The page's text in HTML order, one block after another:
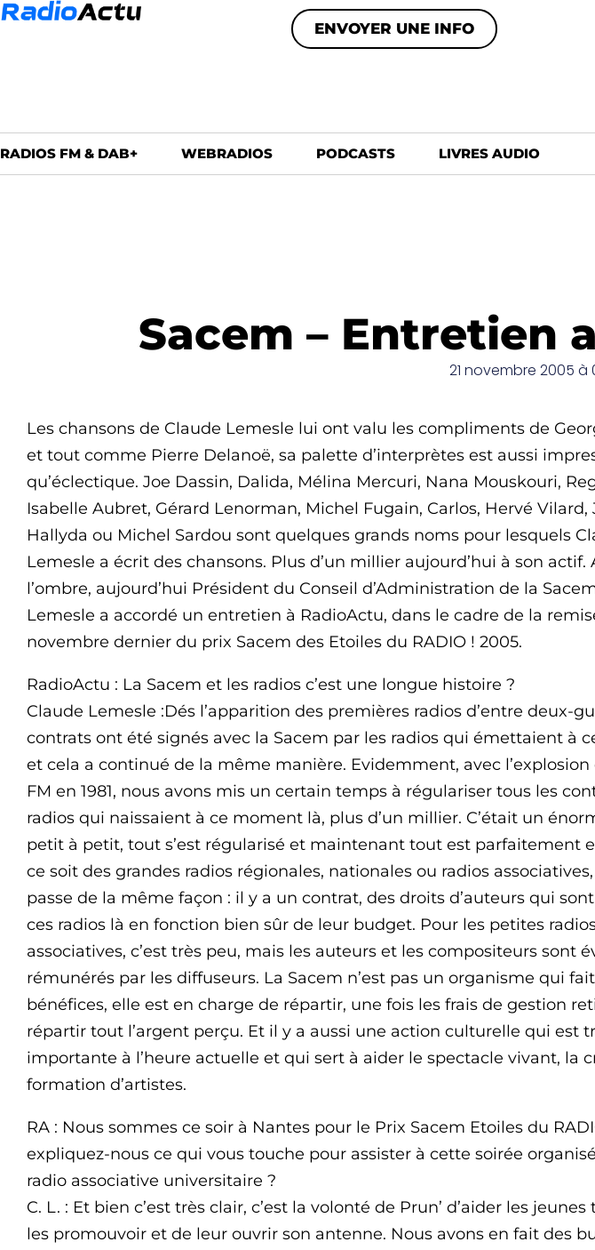
ENVOYER UNE INFO
RADIOS FM & DAB+ WEBRADIOS PODCASTS LIVRES AUDIO
Sacem – Entretien
21 novembre 2005 à
Les chansons de Claude Lemesle lui ont valu les compliments de
et tout comme Pierre Delanoë, sa palette d’interprètes est aussi
qu’éclectique. Joe Dassin, Dalida, Mélina Mercuri, Nana Mouskouri,
Isabelle Aubret, Gérard Lenorman, Michel Fugain, Carlos, Hervé Vilard,
Hallyda ou Michel Sardou sont quelques grands noms pour lesquels
Lemesle a écrit des chansons. Plus d’un millier aujourd’hui à son actif.
l’ombre, aujourd’hui Président du Conseil d’Administration de la
Lemesle a accordé un entretien à RadioActu, dans le cadre de la
novembre dernier du prix Sacem des Etoiles du RADIO ! 2005.
RadioActu : La Sacem et les radios c’est une longue histoire ?
Claude Lemesle :Dés l’apparition des premières radios d’entre deux-
contrats ont été signés avec la Sacem par les radios qui émettaient à
et cela a continué de la même manière. Evidemment, avec l’explosion
FM en 1981, nous avons mis un certain temps à régulariser tous les
radios qui naissaient à ce moment là, plus d’un millier. C’était un
petit à petit, tout s’est régularisé et maintenant tout est parfaitement
ce soit des grandes radios régionales, nationales ou radios
passe de la même façon : il y a un contrat, des droits d’auteurs qui
ces radios là en fonction bien sûr de leur budget. Pour les petites
associatives, c’est très peu, mais les auteurs et les compositeurs sont
rémunérés par les diffuseurs. La Sacem n’est pas un organisme qui
bénéfices, elle est en charge de répartir, une fois les frais de gestion
répartir tout l’argent perçu. Et il y a aussi une action culturelle qui est
importante à l’heure actuelle et qui sert à aider le spectacle vivant, la
formation d’artistes.
RA : Nous sommes ce soir à Nantes pour le Prix Sacem Etoiles du
expliquez-nous ce qui vous touche pour assister à cette soirée
radio associative universitaire ?
C. L. : Et bien c’est très clair, c’est la volonté de Prun’ d’aider les jeunes
les promouvoir et de leur ouvrir son antenne. Nous avons en fait des